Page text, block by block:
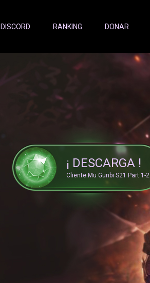
DISCORD RANKING DONAR
¡ DESCARGA !
Cliente Mu Gunbi S21 Part 1-2